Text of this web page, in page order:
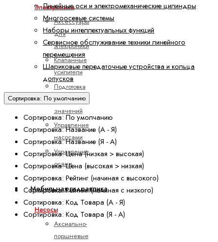
Электроника
Аксессуары
для
электроники
Клапанные
усилители
Подготовка
командных
значений
Управление
насосами
Управление
осями
Мобильная гидравлика
Насосы
Аксиально-
поршневые
Линейные оси и электромеханические цилиндры
Многоосевые системы
Наборы интеллектуальных функций
Сервисное обслуживание техники линейного
перемещения
Шариковые передаточные устройства и кольца
допусков
Сортировка: По умолчанию
Сортировка: По умолчанию
Сортировка: Название (А - Я)
Сортировка: Название (Я - А)
Сортировка: Цена (низкая > высокая)
Сортировка: Цена (высокая > низкая)
Сортировка: Рейтинг (начиная с высокого)
Сортировка: Рейтинг (начиная с низкого)
Сортировка: Код Товара (А - Я)
Сортировка: Код Товара (Я - А)